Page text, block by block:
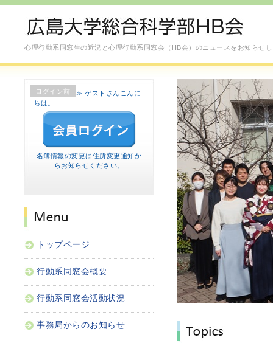
心理行動系同窓生の近況と心理行動系同窓会（HB会）のニュースをお知らせ
ログイン前
≫ ゲストさんこんに
ちは。
名簿情報の変更は住所変更通知か
らお知らせください。
トップページ
行動系同窓会概要
行動系同窓会活動状況
事務局からのお知らせ